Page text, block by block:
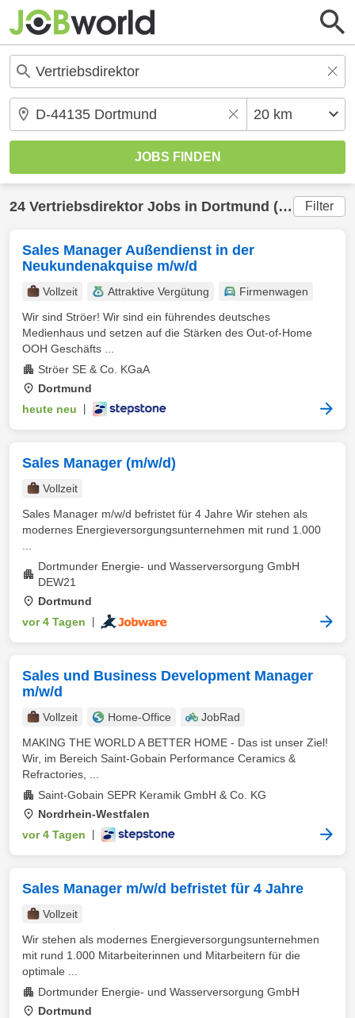
24 Vertriebsdirektor Jobs in Dortmund (20 km) gefunden Filter
Sales Manager Außendienst in der
Neukundenakquise m/w/d
Vollzeit Attraktive Vergütung
Firmenwagen
Wir sind Ströer! Wir sind ein führendes deutsches
Medienhaus und setzen auf die Stärken des Out-of-Home
OOH Geschäfts ...
Ströer SE & Co. KGaA
Dortmund
heute neu
Sales Manager (m/w/d)
Vollzeit
Sales Manager m/w/d befristet für 4 Jahre Wir stehen als
modernes Energieversorgungsunternehmen mit rund 1.000
Dortmunder Energie- und Wasserversorgung GmbH
DEW21
Dortmund
vor 4 Tagen
Sales und Business Development Manager
m/w/d
Vollzeit Home-Office
JobRad
MAKING THE WORLD A BETTER HOME - Das ist unser Ziel!
Wir, im Bereich Saint-Gobain Performance Ceramics &
Refractories, ...
Saint-Gobain SEPR Keramik GmbH & Co. KG
Nordrhein-Westfalen
vor 4 Tagen
Sales Manager m/w/d befristet für 4 Jahre
Vollzeit
Wir stehen als modernes Energieversorgungsunternehmen
mit rund 1.000 Mitarbeiterinnen und Mitarbeitern für die
optimale ...
Dortmunder Energie- und Wasserversorgung GmbH
Dortmund